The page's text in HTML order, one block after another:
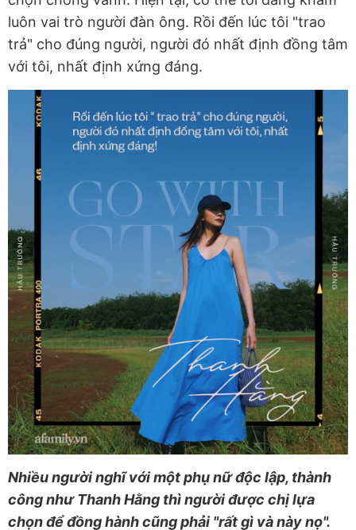
luôn vai trò người đàn ông. Rồi đến lúc tôi "trao
trả" cho đúng người, người đó nhất định đồng tâm
với tôi, nhất định xứng đáng.
Nhiều người nghĩ với một phụ nữ độc lập, thành
công như Thanh Hằng thì người được chị lựa
chọn để đồng hành cũng phải "rất gì và này nọ".